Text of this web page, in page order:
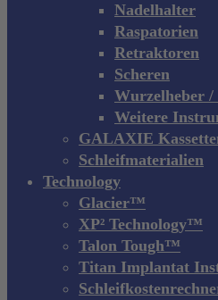
Nadelhalter
Raspatorien
Retraktoren
Scheren
Wurzelheber /
Weitere
GALAXIE
Schleifmaterialien
Technology
Glacier™
XP² Technology™
Talon Tough™
Titan Implantat